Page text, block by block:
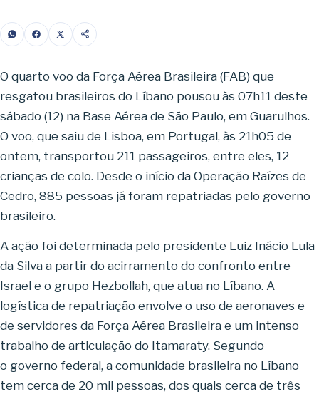
O quarto voo da Força Aérea Brasileira (FAB) que
resgatou brasileiros do Líbano pousou às 07h11 deste
sábado (12) na Base Aérea de São Paulo, em Guarulhos.
O voo, que saiu de Lisboa, em Portugal, às 21h05 de
ontem, transportou 211 passageiros, entre eles, 12
crianças de colo. Desde o início da Operação Raízes de
Cedro, 885 pessoas já foram repatriadas pelo governo
brasileiro.
A ação foi determinada pelo presidente Luiz Inácio Lula
da Silva a partir do acirramento do confronto entre
Israel e o grupo Hezbollah, que atua no Líbano. A
logística de repatriação envolve o uso de aeronaves e
de servidores da Força Aérea Brasileira e um intenso
trabalho de articulação do Itamaraty. Segundo
o governo federal, a comunidade brasileira no Líbano
tem cerca de 20 mil pessoas, dos quais cerca de três